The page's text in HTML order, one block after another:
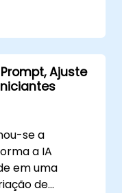
exemplos
mínimos.
LLMs para
Ajuste
se a
a IA
em uma
de